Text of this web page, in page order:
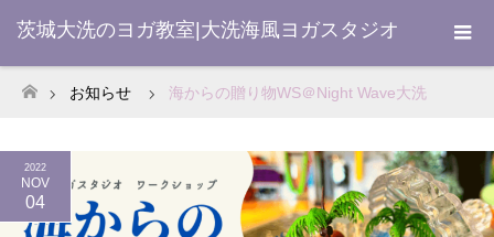
茨城大洗のヨガ教室|大洗海風ヨガスタジオ
ホーム
お知らせ 海からの贈り物WS＠Night Wave大洗
2022
NOV
04